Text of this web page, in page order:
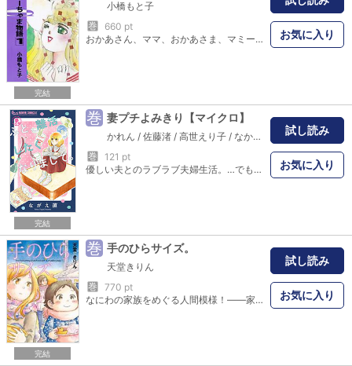
完結
小橋もと子
巻
660 pt
おかあさん、ママ、おかあさま、マミー……母にもいろいろあるけれど、私「チャーちゃま」になる！！新米主婦とその家族が繰り広げる愛と感動を描いた作品。
お気に入り
完結
巻 妻プチよみきり【マイクロ】
かれん / 佐藤渚 / 高世えり子 / なかにしひろみ /ながえ直
巻
121 pt
優しい夫とのラブラブ夫婦生活。…でもさー、なんだか窮屈なんです。一人暮らしの時ってもっと自由じゃなかった？ 自由を取り戻すために妻がすることって…離婚活動＝離活！！！？ 「プチコミック」が総力をかけて、30代のオトナの漫画好きに贈る、読みきりシリーズ！！
試し読み
お気に入り
完結
巻 手のひらサイズ。
天堂きりん
巻
770 pt
なにわの家族をめぐる人間模様！――家族の危うさ、難しさ、素晴らしさ。 うちにはおとうちゃんはいません。おかあちゃんは鬼ババみたいに怒るし、家にはお風呂がありません。でも、うちは幸せやと思います。大阪で暮らす人々を、あたたかな視線で描く感動作！
試し読み
お気に入り